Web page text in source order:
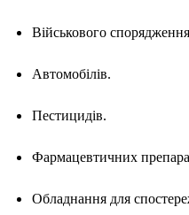
Військового
Автомобілів.
Пестицидів.
Фармацевтичних
Обладнання для